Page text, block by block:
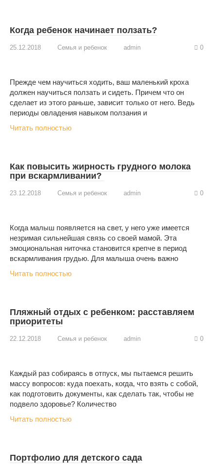
Когда ребенок начинает ползать?
25.12.2018 Семья и ребенок admin 0
Прежде чем научиться ходить, ваш маленький кроха
должен научиться ползать и сидеть. Причем что он
сделает из этого раньше, зависит только от него. Ведь
периоды овладения навыком ползания и
Читать полностью
Как повысить жирность грудного молока
при вскармливании?
23.12.2018 Семья и ребенок admin 0
Когда малыш появляется на свет, у него уже имеется
незримая сильнейшая связь со своей мамой. Эта
эмоциональная ниточка становится крепче в период
вскармливания грудью. Для малыша очень важно
Читать полностью
Пляжный отдых с ребенком: расставляем
приоритеты
22.12.2018 Семья и ребенок admin 0
Каждый раз собираясь в отпуск, мы пытаемся решить
массу вопросов: куда поехать, когда, что взять с собой,
как подготовить документы, как сделать так, чтобы не
подвело здоровье? Количество
Читать полностью
Портфолио для детского сада